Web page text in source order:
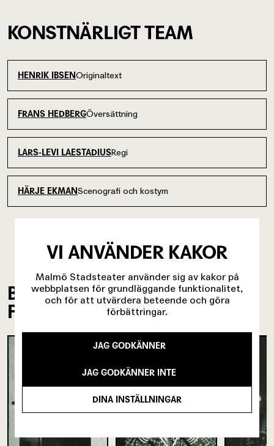
KONSTNÄRLIGT TEAM
HENRIK IBSENOriginaltext
FRANS HEDBERGÖversättning
LARS-LEVI LAESTADIUSRegi
HÄRJE EKMANScenografi och kostym
BILDER FRÅN
FÖRESTÄLLNINGEN
VI ANVÄNDER KAKOR
Malmö Stadsteater använder sig av kakor på
webbplatsen för grundläggande funktionalitet,
och för att utvärdera beteende och göra
förbättringar.
JAG GODKÄNNER
JAG GODKÄNNER INTE
DINA INSTÄLLNINGAR